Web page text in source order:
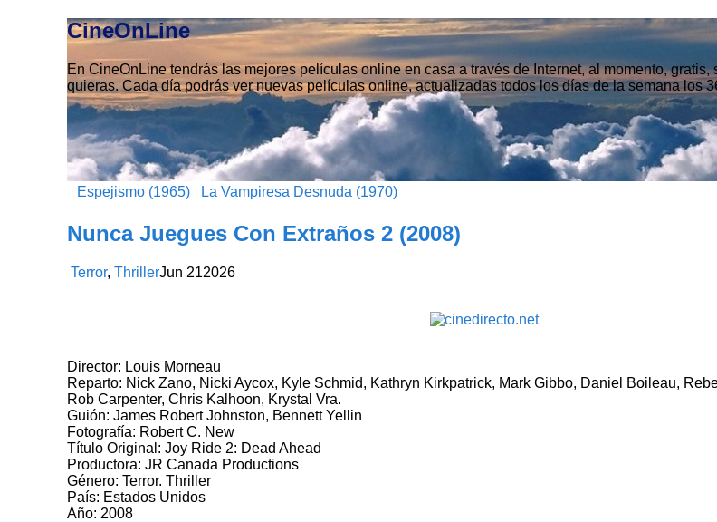
CineOnLine
En CineOnLine tendrás las mejores películas online en casa a través de Internet, al momento,
quieras. Cada día podrás ver nuevas películas online, actualizadas todos los días de la semana los
Espejismo (1965) La Vampiresa Desnuda (1970)
Nunca Juegues Con Extraños 2 (2008)
Terror,ThrillerJun 212026
Director: Louis Morneau
Reparto: Nick Zano, Nicki Aycox, Kyle Schmid, Kathryn Kirkpatrick, Mark Gibbo, Daniel Boileau,
Rob Carpenter, Chris Kalhoon, Krystal Vra.
Guión: James Robert Johnston, Bennett Yellin
Fotografía: Robert C. New
Título Original: Joy Ride 2: Dead Ahead
Productora: JR Canada Productions
Género: Terror. Thriller
País: Estados Unidos
Año: 2008